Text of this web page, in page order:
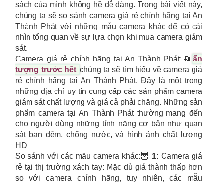
sách của mình không hề dễ dàng. Trong bài viết này,
chúng ta sẽ so sánh camera giá rẻ chính hãng tại An
Thành Phát với những mẫu camera khác để có cái
nhìn tổng quan về sự lựa chọn khi mua camera giám
sát.
Camera giá rẻ chính hãng tại An Thành Phát:🔄 ấn
tượng trước hết chúng ta sẽ tìm hiểu về camera giá
rẻ chính hãng tại An Thành Phát. Đây là một trong
những địa chỉ uy tín cung cấp các sản phẩm camera
giám sát chất lượng và giá cả phải chăng. Những sản
phẩm camera tại An Thành Phát thường mang đến
cho người dùng những tính năng cơ bản như quan
sát ban đêm, chống nước, và hình ảnh chất lượng
HD.
So sánh với các mẫu camera khác:🦉 1: Camera giá
rẻ tại thị trường xách tay: Mặc dù giá thành thấp hơn
so với camera chính hãng, tuy nhiên, các mẫu